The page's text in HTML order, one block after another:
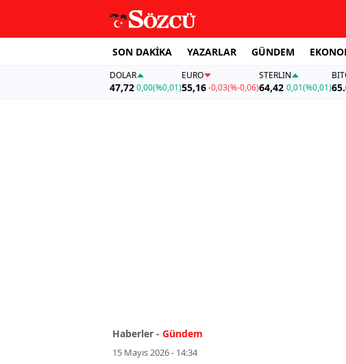
SON DAKİKA YAZARLAR GÜNDEM
DOLAR
47,720,00(%0,01)
EURO
55,16 -0,03(%-0,06)
STERLIN
64,42 0,01(%0,01)
Haberler - Gündem
15 Mayıs 2026 - 14:34